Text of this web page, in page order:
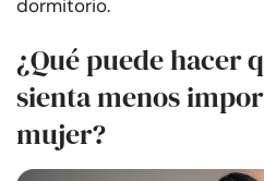
dormitorio.
¿Qué puede hacer
sienta menos
mujer?